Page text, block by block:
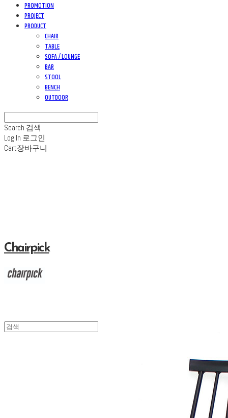
PROMOTION
PROJECT
PRODUCT
CHAIR
TABLE
SOFA / LOUNGE
BAR
STOOL
BENCH
OUTDOOR
Search 검색
Log In 로그인
Cart장바구니
Chairpick